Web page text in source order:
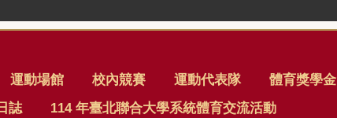
運動場館 校內競賽 運動代表隊 體育獎學金
誌 114 年臺北聯合大學系統體育交流活動